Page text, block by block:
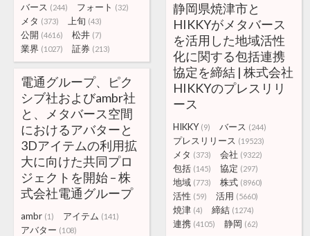
バース (244) フォート (32)
メタ (373) 上旬 (43)
公開 (4616) 松井 (7)
業界 (1027) 証券 (213)
静岡県焼津市と
HIKKYがメタバース
を活用した地域活性
化に関する包括連携
協定を締結 | 株式会社
HIKKYのプレスリリ
ース
HIKKY (9) バース (244)
プレスリリース (19523)
メタ (373) 会社 (9322)
包括 (145) 協定 (297)
地域 (773) 株式 (8960)
活性 (59) 活用 (5660)
焼津 (4) 締結 (1274)
連携 (4105) 静岡 (62)
電通グループ、ピク
シブ社およびambr社
と、メタバース空間
におけるアバターと
3Dアイテムの利用拡
大に向けた共同プロ
ジェクトを開始 – 株
式会社電通グループ
ambr (1) アイテム (141)
アバター (108)